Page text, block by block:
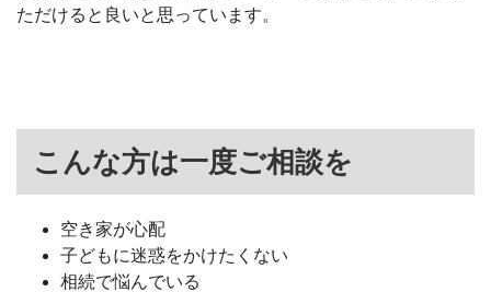
ただけると良いと思っています。
こんな方は一度ご相談を
空き家が心配
子どもに迷惑をかけたくない
相続で悩んでいる